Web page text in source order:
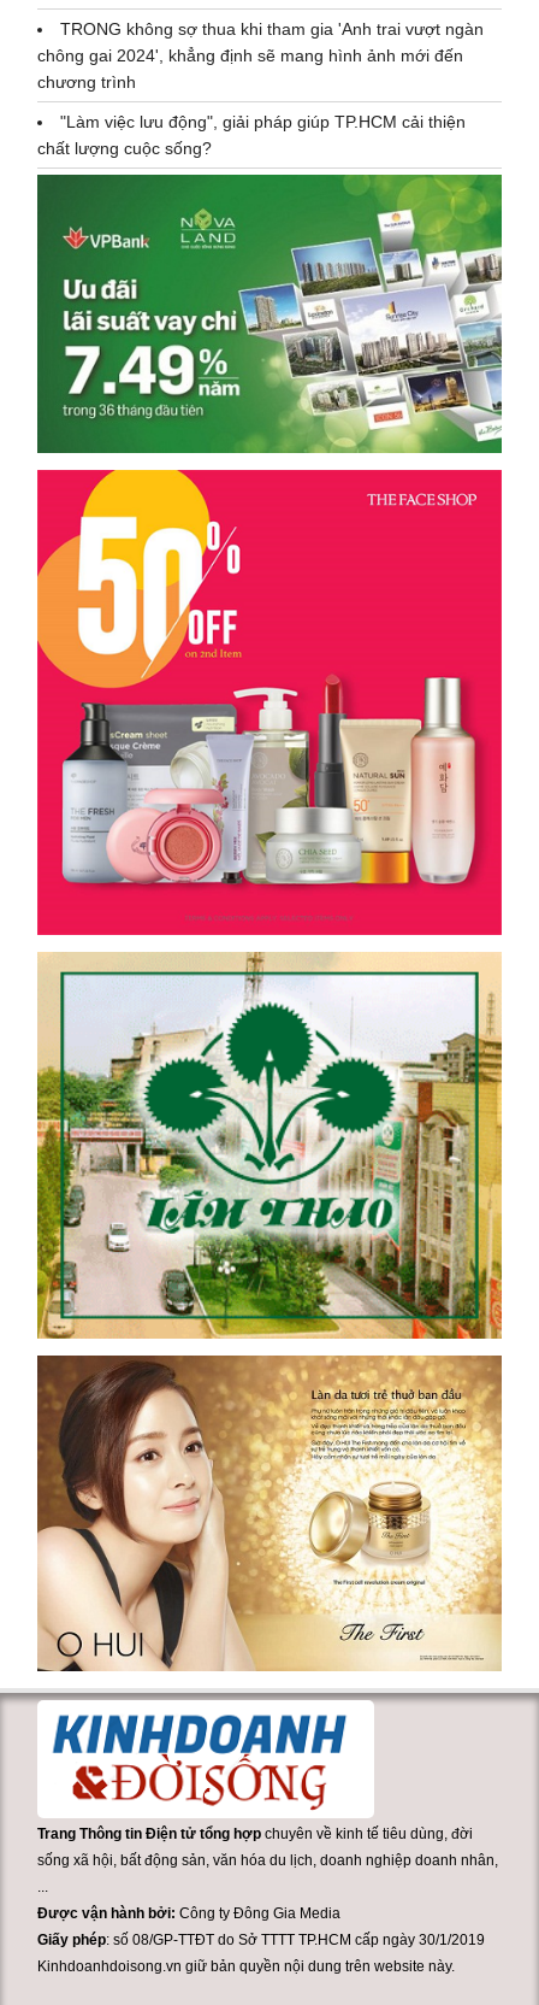
TRONG không sợ thua khi tham gia 'Anh trai vượt ngàn
chông gai 2024', khẳng định sẽ mang hình ảnh mới đến
chương trình
"Làm việc lưu động", giải pháp giúp TP.HCM cải thiện
chất lượng cuộc sống?
Trang Thông tin Điện tử tổng hợp chuyên về kinh tế tiêu dùng, đời
sống xã hội, bất động sản, văn hóa du lịch, doanh nghiệp doanh nhân,
...
Được vận hành bởi:Công ty Đông Gia Media
Giấy phép: số 08/GP-TTĐT do Sở TTTT TP.HCM cấp ngày 30/1/2019
Kinhdoanhdoisong.vn giữ bản quyền nội dung trên website này.